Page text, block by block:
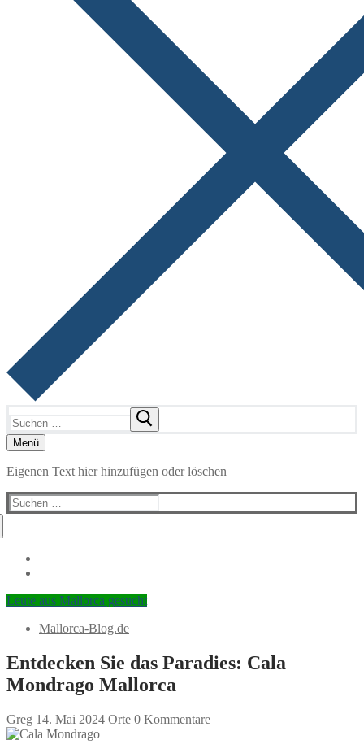
nach:
Menü
Eigenen Text hier hinzufügen oder löschen
Suchen
nach:
Leute aus Mallorca gesucht
Mallorca-Blog.de
Entdecken Sie das Paradies: Cala
Mondrago Mallorca
Greg 14. Mai 2024 Orte 0 Kommentare